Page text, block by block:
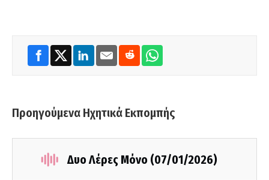
Προηγούμενα Ηχητικά Εκπομπής
Δυο Λέρες Μόνο (07/01/2026)